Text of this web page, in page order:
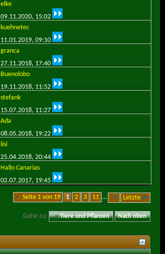
elke
09.11.2020, 15:02
kuehnetec
11.01.2019, 09:10
granca
27.11.2018, 17:40
Buenolobo
19.11.2018, 11:52
stefank
15.07.2018, 11:27
Ada
08.05.2018, 19:22
lisi
25.04.2018, 20:44
Hallo Canarias
02.07.2017, 19:45
Seite 1 von 19 1 2 3 11 ... Letzte
Gehe zu: Tiere und Pflanzen Nach oben